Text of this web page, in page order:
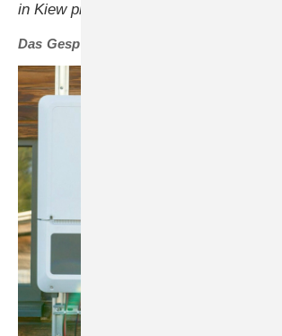
in Kiew präsent zu sein.
Das Gespräch führte Heiko